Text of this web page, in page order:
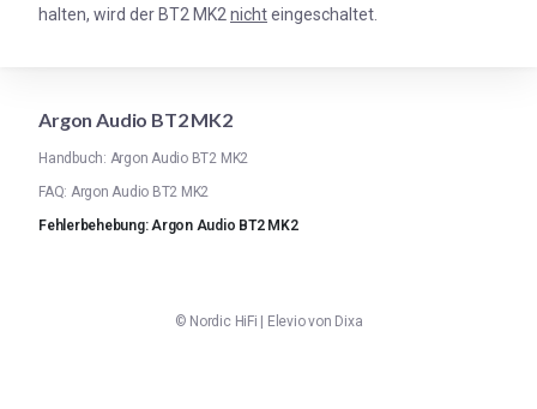
halten, wird der BT2 MK2 nichteingeschaltet.
Argon Audio BT2 MK2
Handbuch: Argon Audio BT2 MK2
FAQ: Argon Audio BT2 MK2
Fehlerbehebung: Argon Audio BT2 MK2
© Nordic HiFi Elevio von Dixa